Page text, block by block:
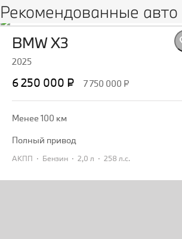
Рекомендованные авто
BMW X3
2025
6 250 000 ₽ 7 750 000 ₽
Менее 100 км
полный привод
АКПП · Бензин · 2,0 л · 258 л.с.